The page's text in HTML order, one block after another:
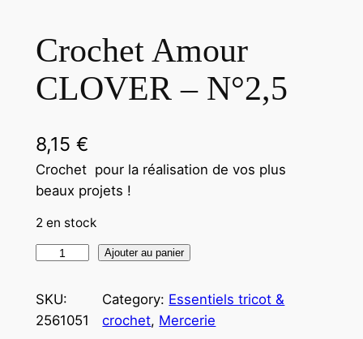
Crochet Amour
CLOVER – N°2,5
8,15 €
Crochet pour la réalisation de vos plus
beaux projets !
2 en stock
Ajouter au panier
SKU:
2561051
Category: Essentiels tricot &
crochet, Mercerie